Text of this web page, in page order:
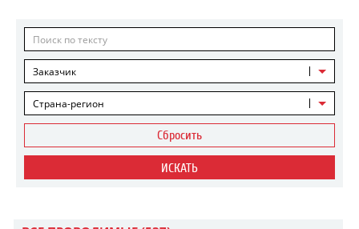
Заказчик
Страна-регион
Сбросить
ИСКАТЬ